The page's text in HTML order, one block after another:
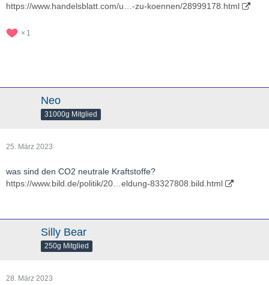
https://www.handelsblatt.com/u…-zu-koennen/28999178.html
1
Neo
31000g Mitglied
25. März 2023
was sind den CO2 neutrale Kraftstoffe?
https://www.bild.de/politik/20…eldung-83327808.bild.html
Silly Bear
250g Mitglied
28. März 2023